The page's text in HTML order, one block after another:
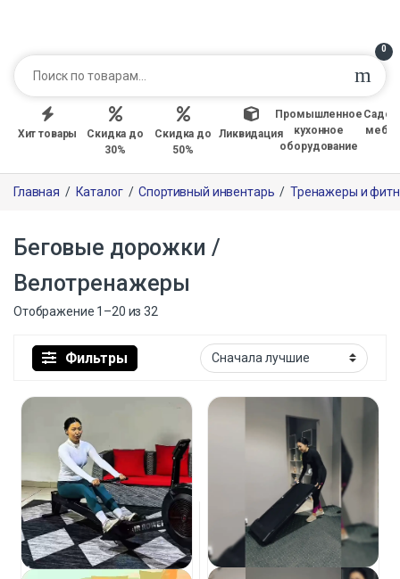
0
Хит товары
Скидка до
30%
Скидка до
50%
Ликвидация
Промышленное
кухонное
оборудование
Главная / Каталог / Спортивный инвентарь / Тренажеры и
Беговые дорожки /
Велотренажеры
Отображение 1–20 из 32
Фильтры